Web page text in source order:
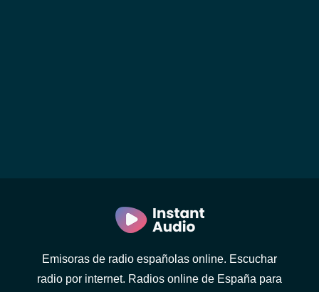
Emisoras de radio españolas online. Escuchar
radio por internet. Radios online de España para